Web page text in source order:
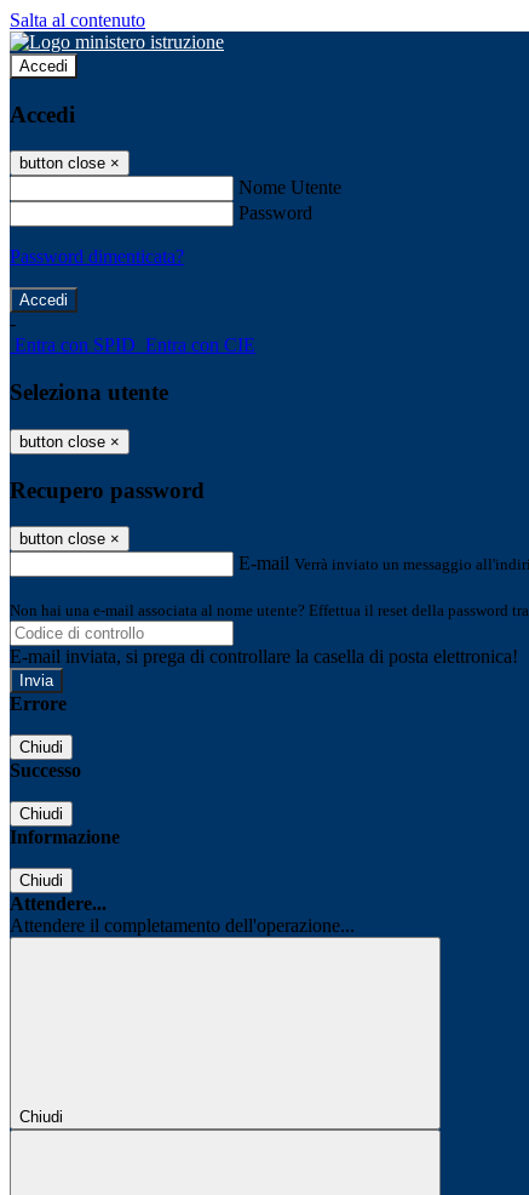
Salta al contenuto
Accedi
Accedi
button close ×
Nome Utente
Password
Password dimenticata?
-
Entra con SPID Entra con CIE
Seleziona utente
button close ×
Recupero password
button close ×
E-mail Verrà inviato un messaggio
Non hai una e-mail associata al nome utente? Effettua il reset della password
E-mail inviata, si prega di controllare la casella di posta elettronica!
Errore
Chiudi
Successo
Chiudi
Informazione
Chiudi
Attendere...
Attendere il completamento dell'operazione...
Chiudi